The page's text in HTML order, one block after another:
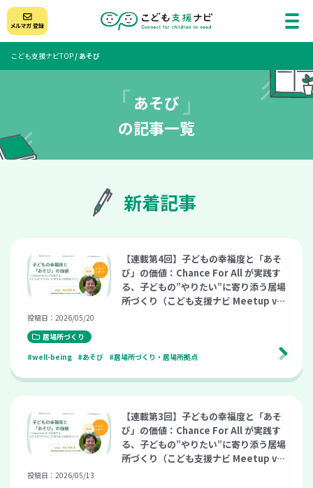
こども支援ナビTOP/ あそび
あそび
の記事一覧
新着記事
【連載第4回】子どもの幸福度と「あそ
び」の価値：Chance For All が実践す
る、子どもの”やりたい”に寄り添う居場
所づくり（こども支援ナビ Meetup vo
投稿日：2026/05/20
居場所づくり
#well-being
#あそび #居場所づくり・居場所拠点
【連載第3回】子どもの幸福度と「あそ
び」の価値：Chance For All が実践す
る、子どもの”やりたい”に寄り添う居場
所づくり（こども支援ナビ Meetup vo
投稿日：2026/05/13